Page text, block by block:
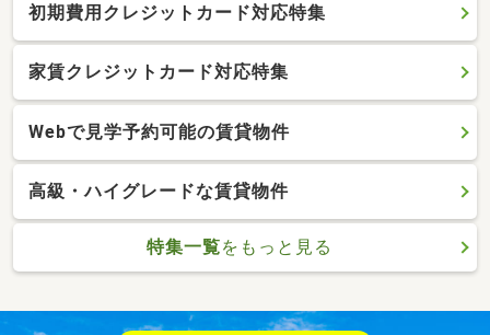
初期費用クレジットカード対応特集
家賃クレジットカード対応特集
Webで見学予約可能の賃貸物件
高級・ハイグレードな賃貸物件
特集一覧をもっと見る